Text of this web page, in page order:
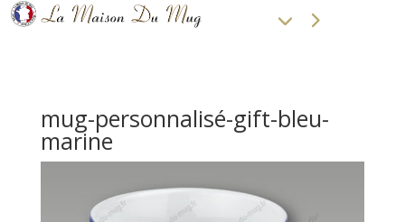
mug-personnalisé-gift-bleu-
marine